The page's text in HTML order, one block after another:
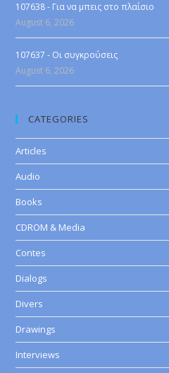
107638 - Για να μπεις στο πλαίσιο
August 6, 2026
107637 - Οι συγκρούσεις
August 6, 2026
CATEGORIES
Articles
Audio
Books
CDROM & Media
Contes
Dialogs
Divers
Drawings
Interviews